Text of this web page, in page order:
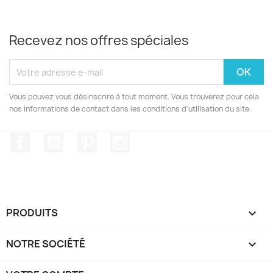
Recevez nos offres spéciales
Vous pouvez vous désinscrire à tout moment. Vous trouverez pour cela
nos informations de contact dans les conditions d'utilisation du site.
PRODUITS 
NOTRE SOCIÉTÉ 